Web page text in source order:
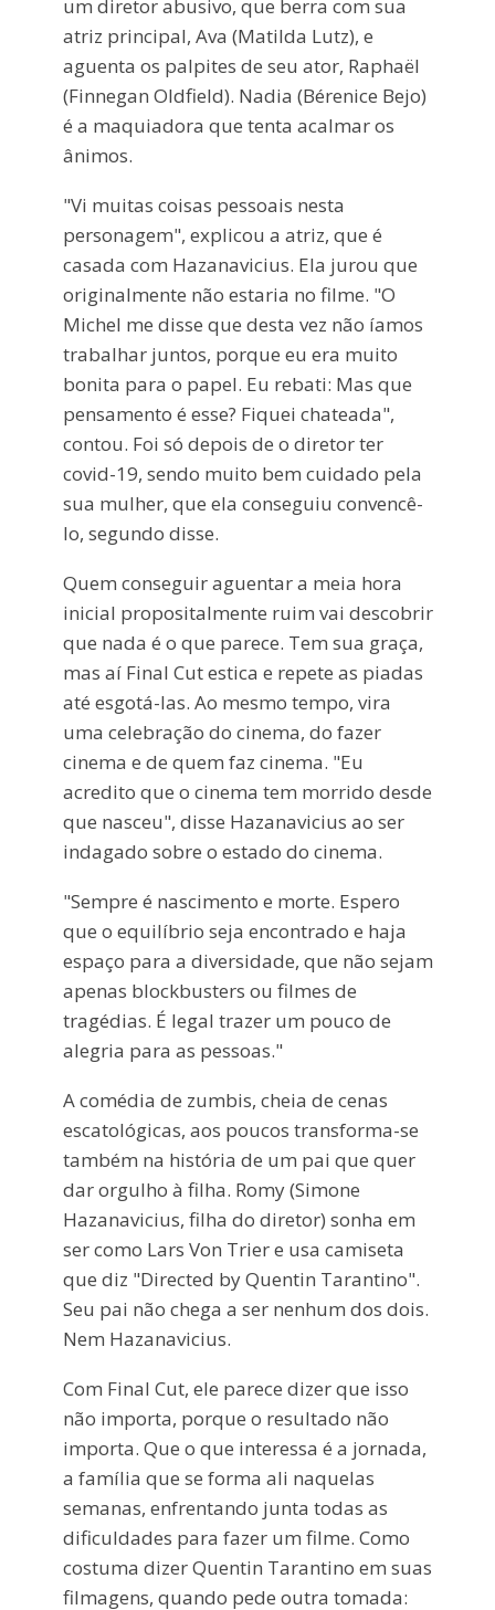
um diretor abusivo, que berra com sua
atriz principal, Ava (Matilda Lutz), e
aguenta os palpites de seu ator, Raphaël
(Finnegan Oldfield). Nadia (Bérenice Bejo)
é a maquiadora que tenta acalmar os
ânimos.
"Vi muitas coisas pessoais nesta
personagem", explicou a atriz, que é
casada com Hazanavicius. Ela jurou que
originalmente não estaria no filme. "O
Michel me disse que desta vez não íamos
trabalhar juntos, porque eu era muito
bonita para o papel. Eu rebati: Mas que
pensamento é esse? Fiquei chateada",
contou. Foi só depois de o diretor ter
covid-19, sendo muito bem cuidado pela
sua mulher, que ela conseguiu convencê-
lo, segundo disse.
Quem conseguir aguentar a meia hora
inicial propositalmente ruim vai descobrir
que nada é o que parece. Tem sua graça,
mas aí Final Cut estica e repete as piadas
até esgotá-las. Ao mesmo tempo, vira
uma celebração do cinema, do fazer
cinema e de quem faz cinema. "Eu
acredito que o cinema tem morrido desde
que nasceu", disse Hazanavicius ao ser
indagado sobre o estado do cinema.
"Sempre é nascimento e morte. Espero
que o equilíbrio seja encontrado e haja
espaço para a diversidade, que não sejam
apenas blockbusters ou filmes de
tragédias. É legal trazer um pouco de
alegria para as pessoas."
A comédia de zumbis, cheia de cenas
escatológicas, aos poucos transforma-se
também na história de um pai que quer
dar orgulho à filha. Romy (Simone
Hazanavicius, filha do diretor) sonha em
ser como Lars Von Trier e usa camiseta
que diz "Directed by Quentin Tarantino".
Seu pai não chega a ser nenhum dos dois.
Nem Hazanavicius.
Com Final Cut, ele parece dizer que isso
não importa, porque o resultado não
importa. Que o que interessa é a jornada,
a família que se forma ali naquelas
semanas, enfrentando junta todas as
dificuldades para fazer um filme. Como
costuma dizer Quentin Tarantino em suas
filmagens, quando pede outra tomada: